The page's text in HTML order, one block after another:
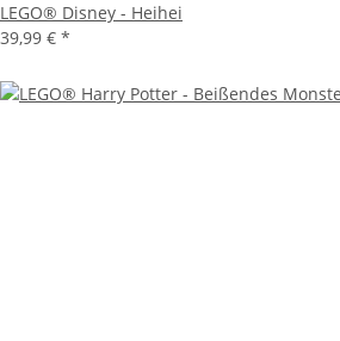
LEGO® Disney - Heihei
39,99 € *